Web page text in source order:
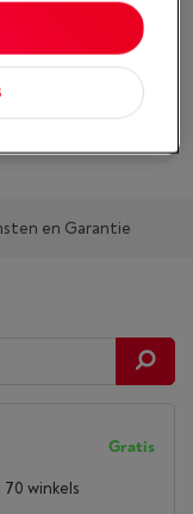
en Garantie
Gratis
winkels